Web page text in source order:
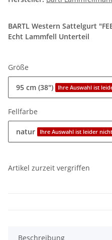
BARTL Western Sattelgurt
Echt Lammfell Unterteil
Größe
95 cm (38") Ihre Auswahl ist
Fellfarbe
natur Ihre Auswahl ist leider
Artikel zurzeit vergriffen
Beschreibung